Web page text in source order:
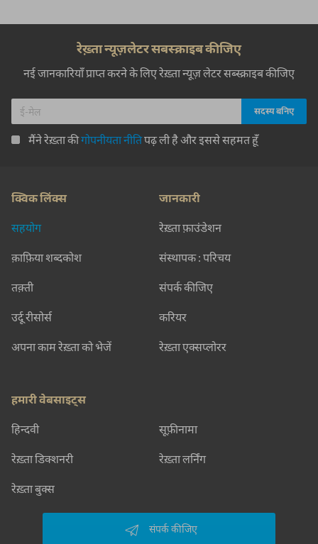
रेख़्ता न्यूज़लेटर सबस्क्राइब कीजिए
नई जानकारियाँ प्राप्त करने के लिए रेख़्ता न्यूज़ लेटर सब्स्क्राइब कीजिए
मैंने रेख़्ता कीगोपनीयता नीतिपढ़ ली है और इससे सहमत हूँ
क्विक लिंक्स
सहयोग
क़ाफ़िया शब्दकोश
तक़्ती
उर्दू रीसोर्स
अपना काम रेख़्ता को भेजें
जानकारी
रेख़्ता फ़ाउंडेशन
संस्थापक : परिचय
संपर्क कीजिए
करियर
रेख़्ता एक्सप्लोरर
हमारी वेबसाइट्स
हिन्दवी सूफ़ीनामा
रेख़्ता डिक्शनरी रेख़्ता लर्निंग
रेख़्ता बुक्स
संपर्क कीजिए